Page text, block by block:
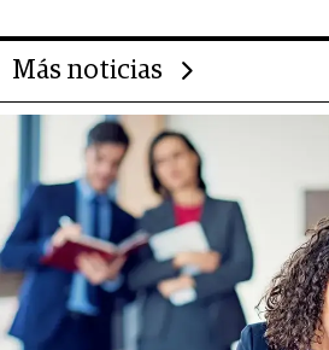
Más noticias